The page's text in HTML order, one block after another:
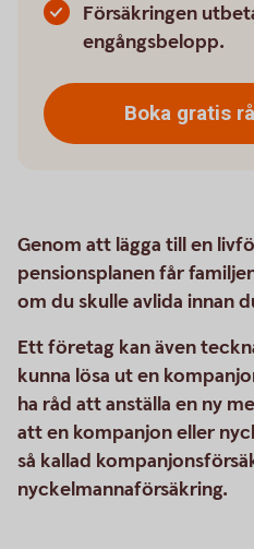
Försäkringen
engångsbelopp.
Boka gratis
Genom att lägga till en
pensionsplanen får
om du skulle avlida innan
Ett företag kan även
kunna lösa ut en
ha råd att anställa en ny
att en kompanjon eller
så kallad
nyckelmannaförsäkring.